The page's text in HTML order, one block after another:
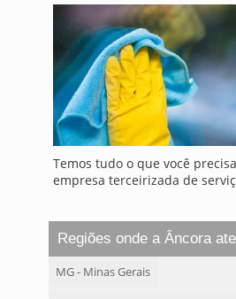
Temos tudo o que você
empresa terceirizada de
Regiões onde a Âncora
MG - Minas Gerais